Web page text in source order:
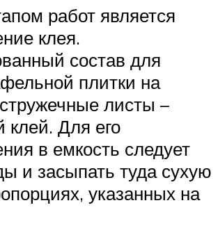
работ является
клея.
состав для
плитки на
листы –
клей. Для его
в емкость следует
и засыпать туда сухую
указанных на